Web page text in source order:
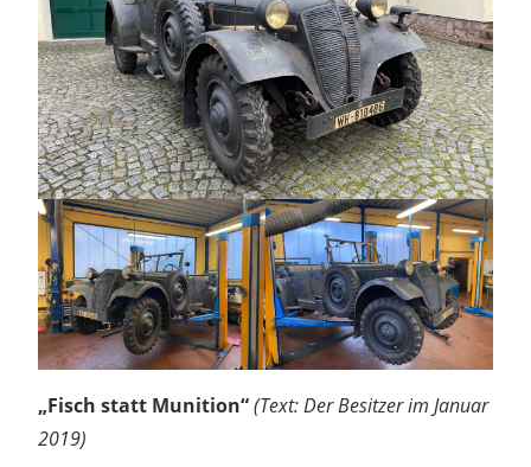
„Fisch statt Munition“(Text: Der Besitzer im Januar
2019)